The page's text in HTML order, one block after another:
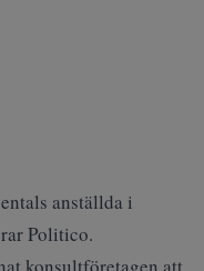
anställda i
Politico.
konsultföretagen att